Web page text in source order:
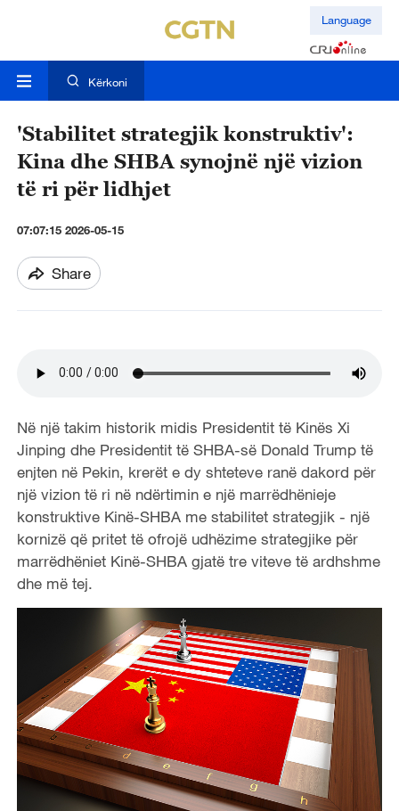
Language
Kërkoni
'Stabilitet strategjik konstruktiv':
Kina dhe SHBA synojnë një vizion
të ri për lidhjet
07:07:15 2026-05-15
Share
Në një takim historik midis Presidentit të Kinës Xi
Jinping dhe Presidentit të SHBA-së Donald Trump të
enjten në Pekin, krerët e dy shteteve ranë dakord për
një vizion të ri në ndërtimin e një marrëdhënieje
konstruktive Kinë-SHBA me stabilitet strategjik - një
kornizë që pritet të ofrojë udhëzime strategjike për
marrëdhëniet Kinë-SHBA gjatë tre viteve të ardhshme
dhe më tej.